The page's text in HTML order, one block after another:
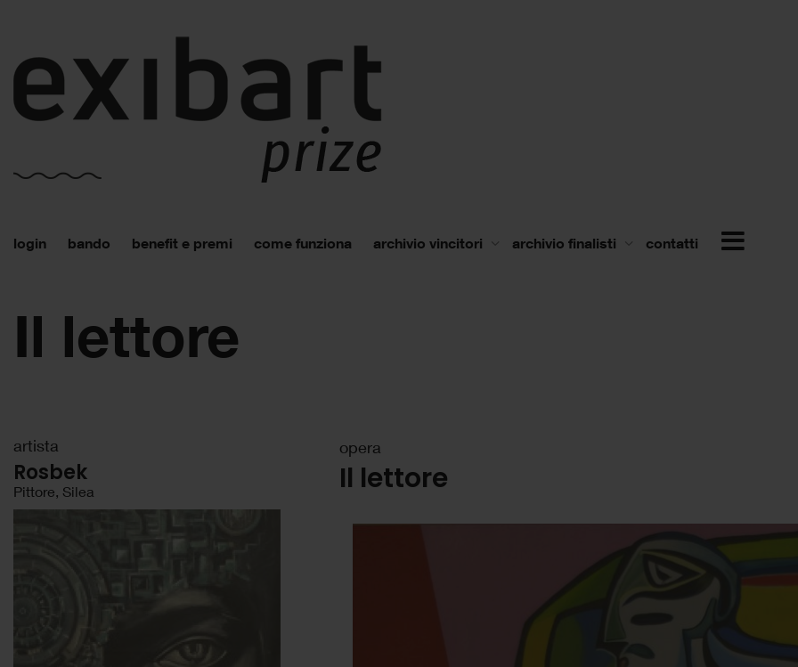
login bando benefit e premi come funziona archivio vincitori archivio finalisti contatti
Il lettore
opera
Il lettore
artista
Rosbek
Pittore, Silea